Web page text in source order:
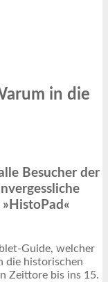
in die
Besucher der
Guide, welcher
die historischen
Zeittore bis ins 15.